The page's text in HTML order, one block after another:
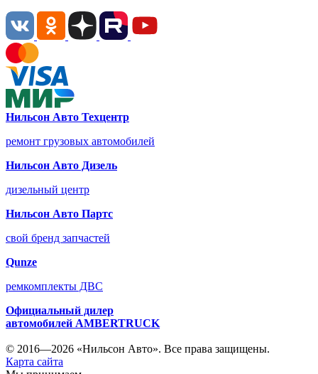
Нильсон Авто Техцентр
ремонт грузовых автомобилей
Нильсон Авто Дизель
дизельный центр
Нильсон Авто Партс
свой бренд запчастей
Qunze
ремкомплекты ДВС
Официальный дилер
автомобилей AMBERTRUCK
© 2016—2026 «Нильсон Авто». Все права защищены.
Карта сайта